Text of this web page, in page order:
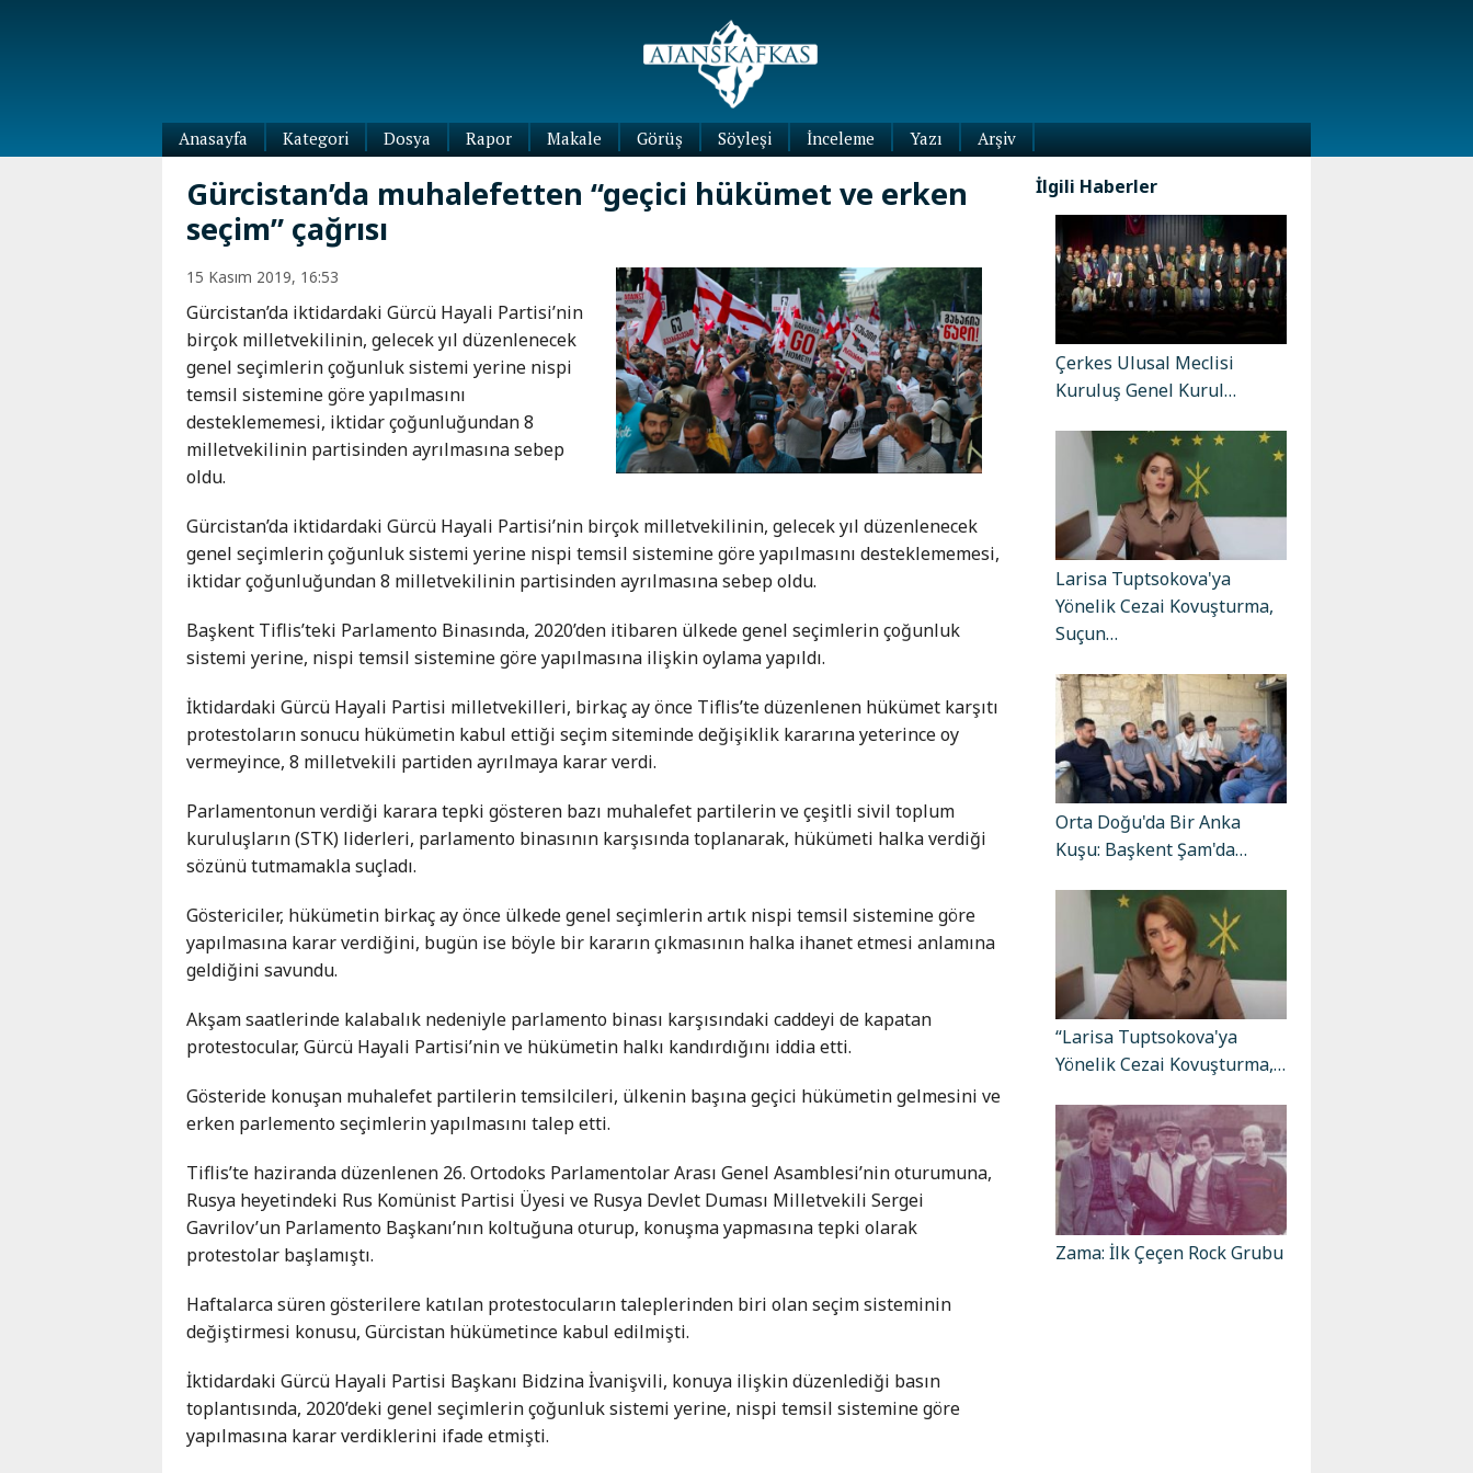
Anasayfa
Kategori
Dünya
Kafkasya
Abhazya
Adıgey
Çeçenya
Dağıstan
Güney
Osetya
İnguşetya
Kabardey-
Çerkes
Krasnodar
Kray
Kuzey
Osetya
Stavropol
Kray
Kafkas-
Ötesi
Azerbaycan
Ermenistan
Gürcistan
Dosya Rapor Makale Görüş Söyleşi İnceleme
Yazı
Yazıları
Arşiv
Gürcistan’da muhalefetten “geçici hükümet ve erken
seçim” çağrısı
15 Kasım 2019, 16:53
Gürcistan’da iktidardaki Gürcü Hayali Partisi’nin
birçok milletvekilinin, gelecek yıl düzenlenecek
genel seçimlerin çoğunluk sistemi yerine nispi
temsil sistemine göre yapılmasını
desteklememesi, iktidar çoğunluğundan 8
milletvekilinin partisinden ayrılmasına sebep
oldu.
Gürcistan’da iktidardaki Gürcü Hayali Partisi’nin birçok milletvekilinin, gelecek yıl düzenlenecek
genel seçimlerin çoğunluk sistemi yerine nispi temsil sistemine göre yapılmasını desteklememesi,
iktidar çoğunluğundan 8 milletvekilinin partisinden ayrılmasına sebep oldu.
Başkent Tiflis’teki Parlamento Binasında, 2020’den itibaren ülkede genel seçimlerin çoğunluk
sistemi yerine, nispi temsil sistemine göre yapılmasına ilişkin oylama yapıldı.
İktidardaki Gürcü Hayali Partisi milletvekilleri, birkaç ay önce Tiflis’te düzenlenen hükümet karşıtı
protestoların sonucu hükümetin kabul ettiği seçim siteminde değişiklik kararına yeterince oy
vermeyince, 8 milletvekili partiden ayrılmaya karar verdi.
Parlamentonun verdiği karara tepki gösteren bazı muhalefet partilerin ve çeşitli sivil toplum
kuruluşların (STK) liderleri, parlamento binasının karşısında toplanarak, hükümeti halka verdiği
sözünü tutmamakla suçladı.
Göstericiler, hükümetin birkaç ay önce ülkede genel seçimlerin artık nispi temsil sistemine göre
yapılmasına karar verdiğini, bugün ise böyle bir kararın çıkmasının halka ihanet etmesi anlamına
geldiğini savundu.
Akşam saatlerinde kalabalık nedeniyle parlamento binası karşısındaki caddeyi de kapatan
protestocular, Gürcü Hayali Partisi’nin ve hükümetin halkı kandırdığını iddia etti.
Gösteride konuşan muhalefet partilerin temsilcileri, ülkenin başına geçici hükümetin gelmesini ve
erken parlemento seçimlerin yapılmasını talep etti.
Tiflis’te haziranda düzenlenen 26. Ortodoks Parlamentolar Arası Genel Asamblesi’nin oturumuna,
Rusya heyetindeki Rus Komünist Partisi Üyesi ve Rusya Devlet Duması Milletvekili Sergei
Gavrilov’un Parlamento Başkanı’nın koltuğuna oturup, konuşma yapmasına tepki olarak
protestolar başlamıştı.
Haftalarca süren gösterilere katılan protestocuların taleplerinden biri olan seçim sisteminin
değiştirmesi konusu, Gürcistan hükümetince kabul edilmişti.
İktidardaki Gürcü Hayali Partisi Başkanı Bidzina İvanişvili, konuya ilişkin düzenlediği basın
toplantısında, 2020’deki genel seçimlerin çoğunluk sistemi yerine, nispi temsil sistemine göre
yapılmasına karar verdiklerini ifade etmişti.
İlgili Haberler
Çerkes Ulusal Meclisi
Kuruluş Genel Kurul…
Larisa Tuptsokova'ya
Yönelik Cezai Kovuşturma,
Suçun…
Orta Doğu'da Bir Anka
Kuşu: Başkent Şam'da…
“Larisa Tuptsokova'ya
Yönelik Cezai Kovuşturma,…
Zama: İlk Çeçen Rock Grubu